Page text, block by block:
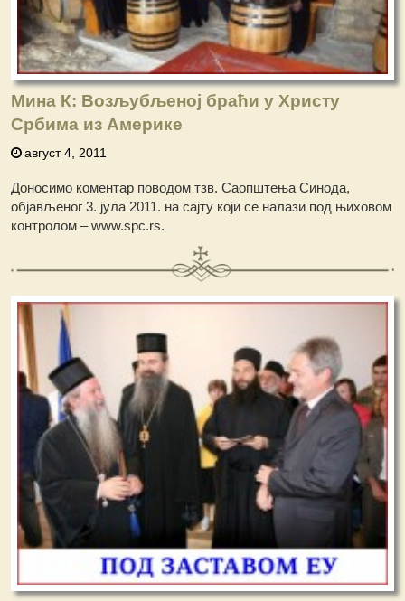
Мина К: Возљубљеној браћи у Христу
Србима из Америке
август 4, 2011
Доносимо коментар поводом тзв. Саопштења Синода,
објављеног 3. јула 2011. на сајту који се налази под њиховом
контролом – www.spc.rs.